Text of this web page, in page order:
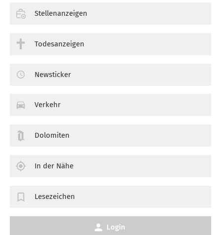
Stellenanzeigen
Todesanzeigen
Newsticker
Verkehr
Dolomiten
In der Nähe
Lesezeichen
Login